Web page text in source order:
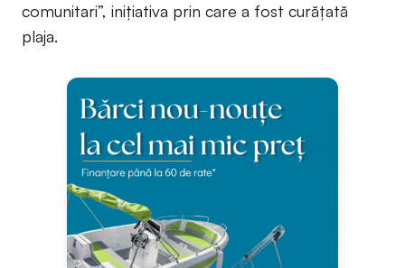
comunitari”, inițiativa prin care a fost curățată
plaja.